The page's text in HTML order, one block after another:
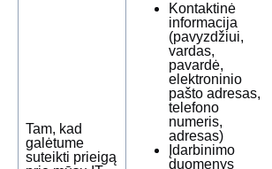
Tam, kad
galėtume
suteikti prieigą
Kontaktinė
informacija
(pavyzdžiui,
vardas,
pavardė,
elektroninio
pašto adresas,
telefono
numeris,
adresas)
Įdarbinimo
duomenys